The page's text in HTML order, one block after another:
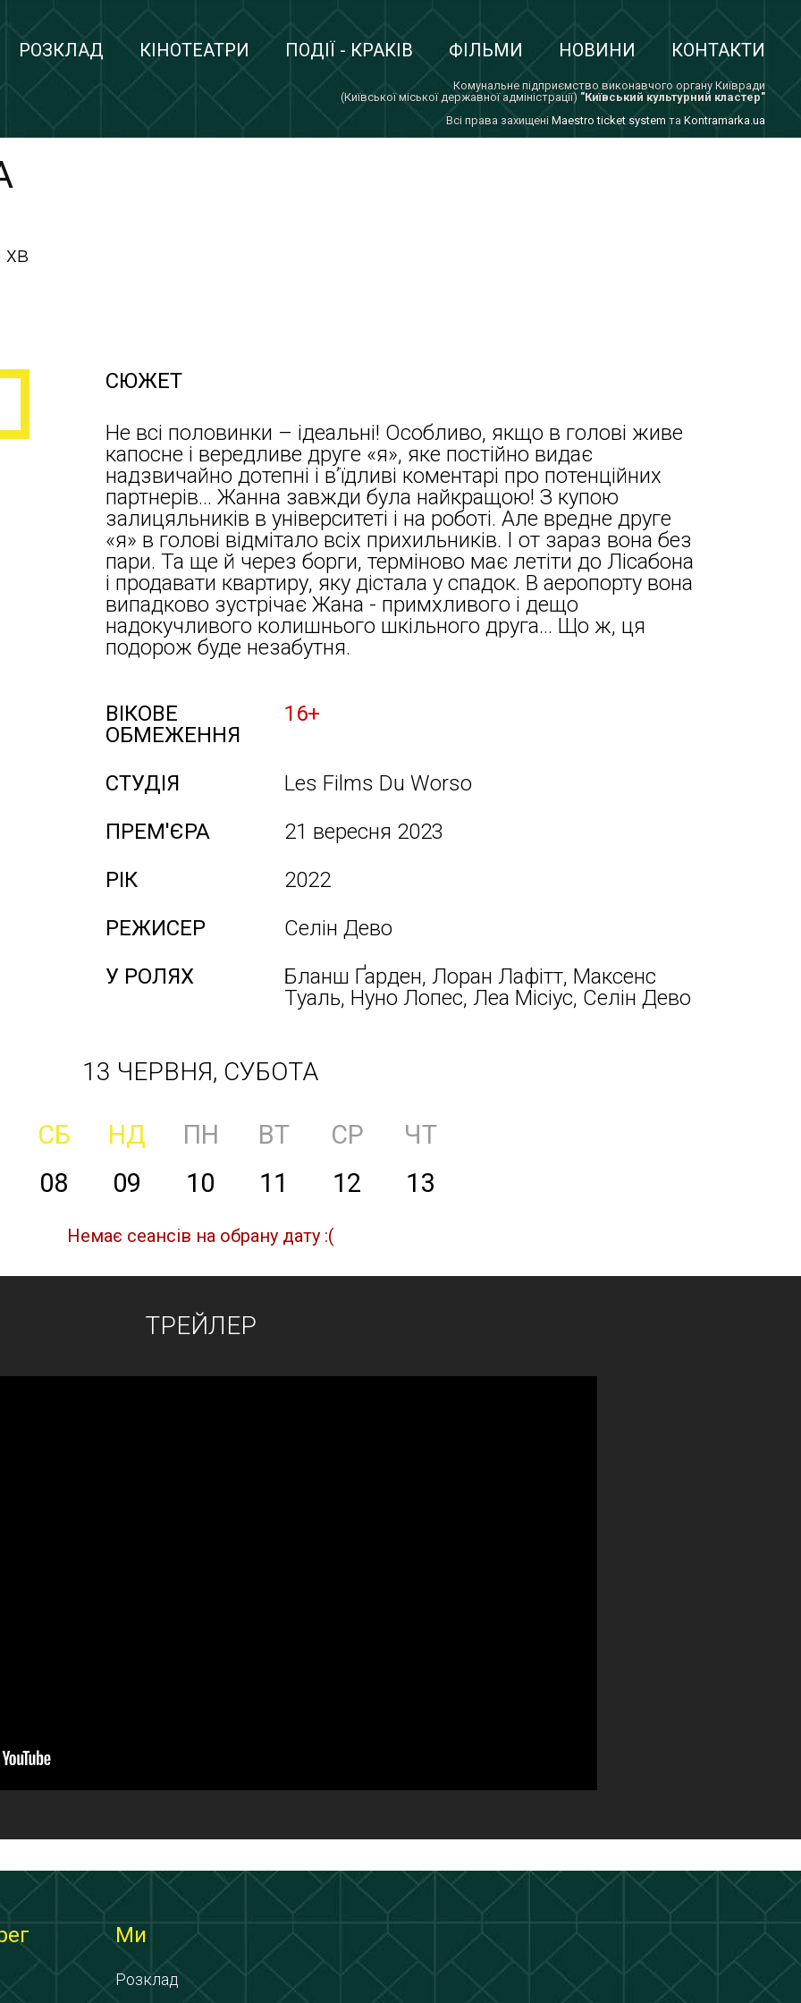
РОЗКЛАД КІНОТЕАТРИ ПОДІЇ - КРАКІВ ФІЛЬМИ НОВИНИ КОНТАКТИ
Комунальне підприємство виконавчого органу Київради
(Київської міської державної адміністрації) "Київський культурний кластер"
Всi права захищенi Maestro ticket system та Kontramarka.ua
хв
СЮЖЕТ
Не всі половинки – ідеальні! Особливо, якщо в голові живе
капосне і вередливе друге «я», яке постійно видає
надзвичайно дотепні і в’їдливі коментарі про потенційних
партнерів... Жанна завжди була найкращою! З купою
залицяльників в університеті і на роботі. Але вредне друге
«я» в голові відмітало всіх прихильників. І от зараз вона без
пари. Та ще й через борги, терміново має летіти до Лісабона
і продавати квартиру, яку дістала у спадок. В аеропорту вона
випадково зустрічає Жана - примхливого і дещо
надокучливого колишнього шкільного друга… Що ж, ця
подорож буде незабутня.
ВІКОВЕ
ОБМЕЖЕННЯ
16+
СТУДІЯ
Les Films Du Worso
ПРЕМ'ЄРА
21 вересня 2023
РІК
2022
РЕЖИСЕР
Селін Дево
У РОЛЯХ
Бланш Ґарден, Лоран Лафітт, Максенс
Туаль, Нуно Лопес, Леа Місіус, Селін Дево
13 ЧЕРВНЯ, СУБОТА
СБ НД ПН ВТ СР
ЧТ
08 09 10 11 12 13
Немає сеансів на обрану дату :(
ТРЕЙЛЕР
Ми
Розклад